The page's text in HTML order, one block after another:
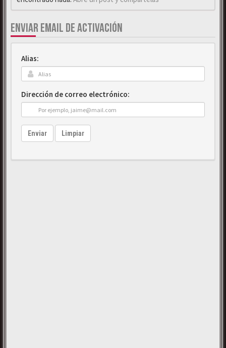
ENVIAR EMAIL DE ACTIVACIÓN
Alias:
Dirección de correo electrónico:
Enviar Limpiar